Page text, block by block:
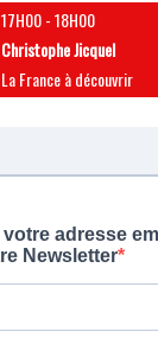
17H00-18H00
Christophe Jicquel
La France à découvrir